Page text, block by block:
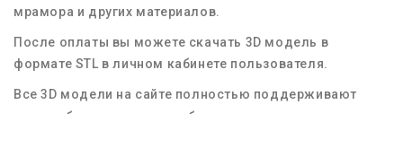
мрамора и других материалов.
После оплаты вы можете скачать 3D модель в
формате STL в личном кабинете пользователя.
Все 3D модели на сайте полностью поддерживают
масштабирование для любых размеров заготовок